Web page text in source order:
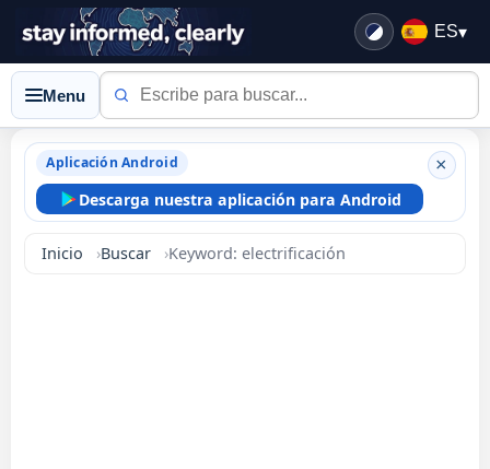
ES▾
Menu
Aplicación Android
Descarga nuestra aplicación para Android
×
Inicio Buscar Keyword: electrificación